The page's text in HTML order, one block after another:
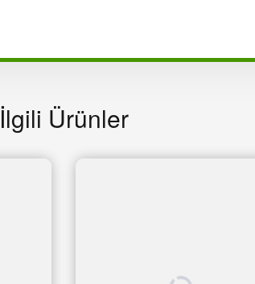
İlgili Ürünler